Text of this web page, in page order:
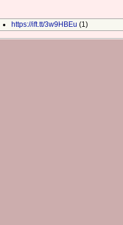
https://ift.tt/3w9HBEu (1)